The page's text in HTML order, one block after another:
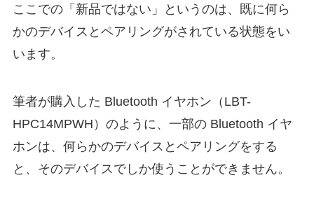
ここでの「新品ではない」というのは、既に何ら
かのデバイスとペアリングがされている状態をい
います。
筆者が購入した Bluetooth イヤホン（LBT-
HPC14MPWH）のように、一部の Bluetooth イヤ
ホンは、何らかのデバイスとペアリングをする
と、そのデバイスでしか使うことができません。